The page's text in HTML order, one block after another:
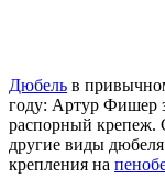
Дюбель в
году: Артур Фишер
распорный крепеж.
другие виды
крепления на